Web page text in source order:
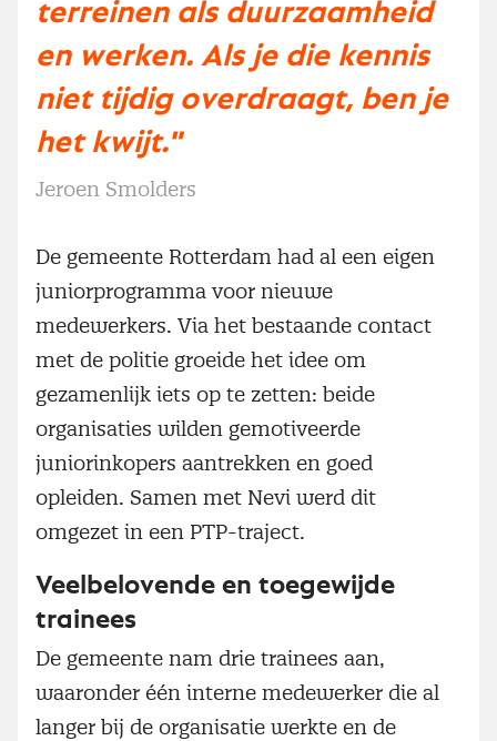
terreinen als duurzaamheid
en werken. Als je die kennis
niet tijdig overdraagt, ben je
het kwijt."
Jeroen Smolders
De gemeente Rotterdam had al een eigen
juniorprogramma voor nieuwe
medewerkers. Via het bestaande contact
met de politie groeide het idee om
gezamenlijk iets op te zetten: beide
organisaties wilden gemotiveerde
juniorinkopers aantrekken en goed
opleiden. Samen met Nevi werd dit
omgezet in een PTP-traject.
Veelbelovende en toegewijde
trainees
De gemeente nam drie trainees aan,
waaronder één interne medewerker die al
langer bij de organisatie werkte en de